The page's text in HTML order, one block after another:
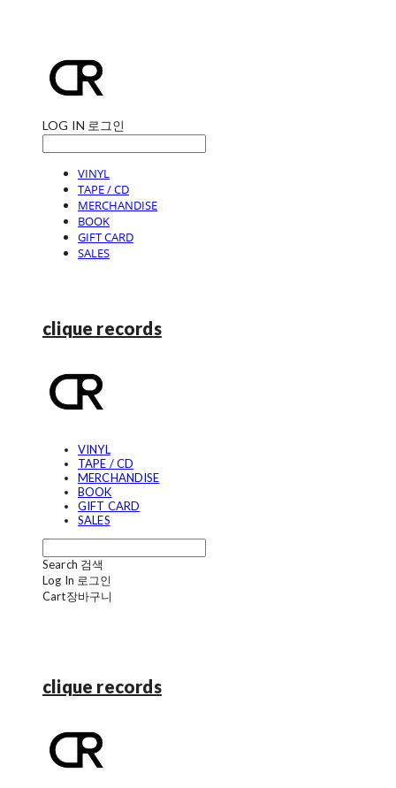
LOG IN 로그인
VINYL
TAPE / CD
MERCHANDISE
BOOK
GIFT CARD
SALES
clique records
VINYL
TAPE / CD
MERCHANDISE
BOOK
GIFT CARD
SALES
Search 검색
Log In 로그인
Cart장바구니
clique records